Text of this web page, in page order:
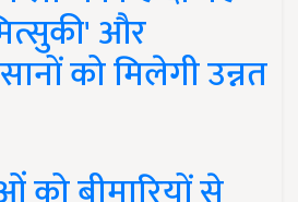
और
को मिलेगी उन्नत